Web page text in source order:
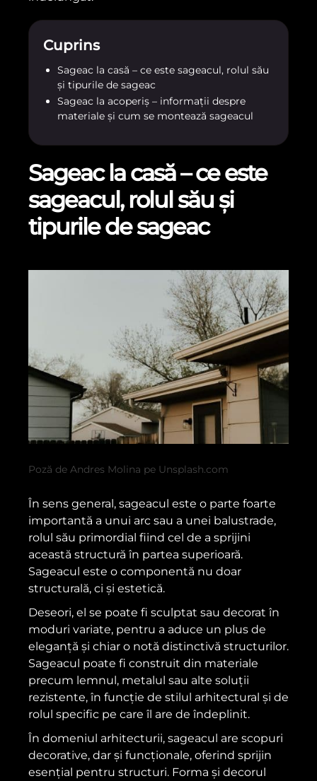
Cuprins
Sageac la casă – ce este sageacul, rolul său
și tipurile de sageac
Sageac la acoperiș – informații despre
materiale și cum se montează sageacul
Sageac la casă – ce este
sageacul, rolul său și
tipurile de sageac
Poză de Andres Molina pe Unsplash.com
În sens general, sageacul este o parte foarte
importantă a unui arc sau a unei balustrade,
rolul său primordial fiind cel de a sprijini
această structură în partea superioară.
Sageacul este o componentă nu doar
structurală, ci și estetică.
Deseori, el se poate fi sculptat sau decorat în
moduri variate, pentru a aduce un plus de
eleganță și chiar o notă distinctivă structurilor.
Sageacul poate fi construit din materiale
precum lemnul, metalul sau alte soluții
rezistente, în funcție de stilul arhitectural și de
rolul specific pe care îl are de îndeplinit.
În domeniul arhitecturii, sageacul are scopuri
decorative, dar și funcționale, oferind sprijin
esențial pentru structuri. Forma și decorul